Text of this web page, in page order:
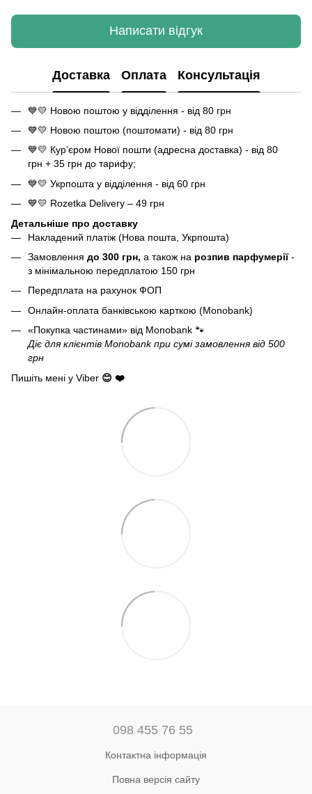
Написати відгук
Доставка Оплата Консультація
💙💛 Новою поштою у відділення - від 80 грн
💙💛 Новою поштою (поштомати) - від 80 грн
💙💛 Кур’єром Нової пошти (адресна доставка) - від 80
грн + 35 грн до тарифу;
💙💛 Укрпошта у відділення - від 60 грн
💙💛 Rozetka Delivery – 49 грн
Детальніше про доставку
Накладений платіж (Нова пошта, Укрпошта)
Замовлення до 300 грн, а також на розпив парфумерії-
з мінімальною передплатою 150 грн
Передплата на рахунок ФОП
Онлайн-оплата банківською карткою (Monobank)
«Покупка частинами» від Monobank 🐾
Діє для клієнтів Monobank при сумі замовлення від 500
грн
Пишіть мені у Viber 😊 ❤️
098 455 76 55
Контактна інформація
Повна версія сайту